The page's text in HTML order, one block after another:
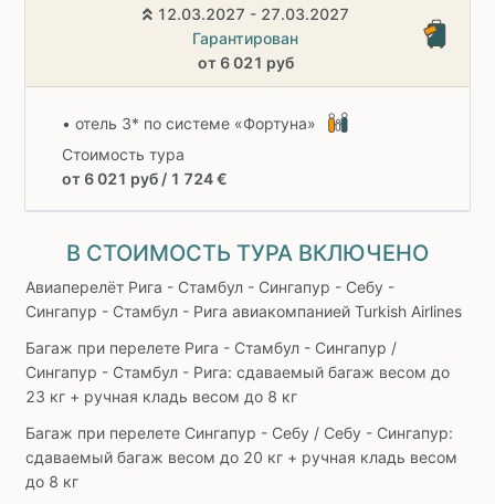
12.03.2027 - 27.03.2027
Гарантирован
от 6 021 руб
• отель 3* по системе «Фортуна»
Стоимость тура
от 6 021 руб / 1 724 €
В СТОИМОСТЬ ТУРА ВКЛЮЧЕНО
Авиаперелёт Рига - Стамбул - Сингапур - Себу -
Сингапур - Стамбул - Рига авиакомпанией Turkish Airlines
Багаж при перелете Рига - Стамбул - Сингапур /
Сингапур - Стамбул - Рига: сдаваемый багаж весом до
23 кг + ручная кладь весом до 8 кг
Багаж при перелете Сингапур - Себу / Себу - Сингапур:
сдаваемый багаж весом до 20 кг + ручная кладь весом
до 8 кг